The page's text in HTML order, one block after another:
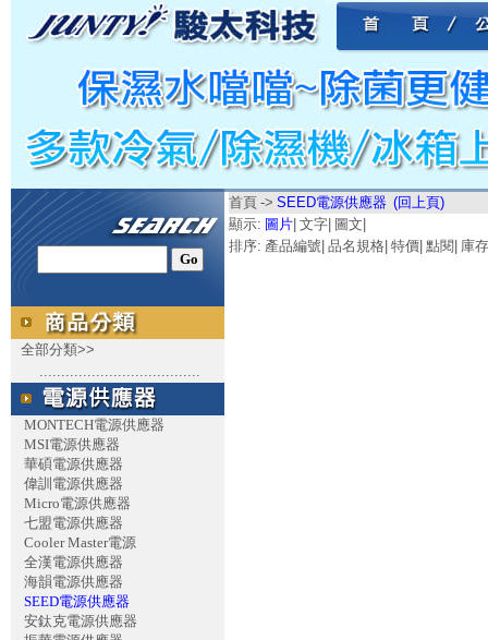
全部分類>>
.....................................
MONTECH電源供應器
MSI電源供應器
華碩電源供應器
偉訓電源供應器
Micro電源供應器
七盟電源供應器
Cooler Master電源
全漢電源供應器
海韻電源供應器
SEED電源供應器
安鈦克電源供應器
首頁 -> SEED電源供應器 (回上頁)
顯示: 圖片 文字 圖文
排序: 產品編號 品名規格 特價 點閱 庫